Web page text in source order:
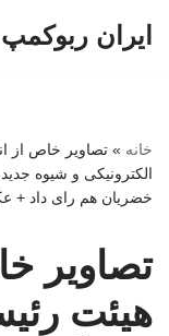
ایران ربوکمپ
خانه » تصاویر خاص از
الکترونیکی و شیوه
خضریان هم رای داد +
تصاویر
هیئت